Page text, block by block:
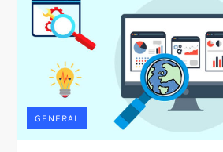
GENERAL